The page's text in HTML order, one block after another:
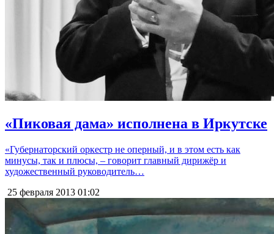
«Пиковая дама» исполнена в Иркутске
«Губернаторский оркестр не оперный, и в этом есть как
минусы, так и плюсы, – говорит главный дирижёр и
художественный руководитель…
25 февраля 2013 01:02